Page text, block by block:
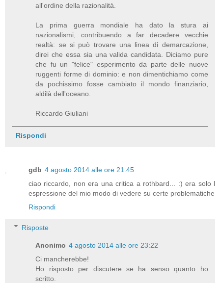
all'ordine della razionalità.
La prima guerra mondiale ha dato la stura ai
nazionalismi, contribuendo a far decadere vecchie
realtà: se si può trovare una linea di demarcazione,
direi che essa sia una valida candidata. Diciamo pure
che fu un "felice" esperimento da parte delle nuove
ruggenti forme di dominio: e non dimentichiamo come
da pochissimo fosse cambiato il mondo finanziario,
aldilà dell'oceano.
Riccardo Giuliani
Rispondi
gdb 4 agosto 2014 alle ore 21:45
ciao riccardo, non era una critica a rothbard... :) era solo l
espressione del mio modo di vedere su certe problematiche
Rispondi
Risposte
Anonimo 4 agosto 2014 alle ore 23:22
Ci mancherebbe!
Ho risposto per discutere se ha senso quanto ho
scritto.